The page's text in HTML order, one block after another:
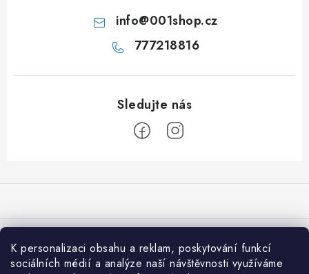
K personalizaci obsahu a reklam, poskytování funkcí
sociálních médií a analýze naší návštěvnosti využíváme
info@001shop.cz
777218816
a